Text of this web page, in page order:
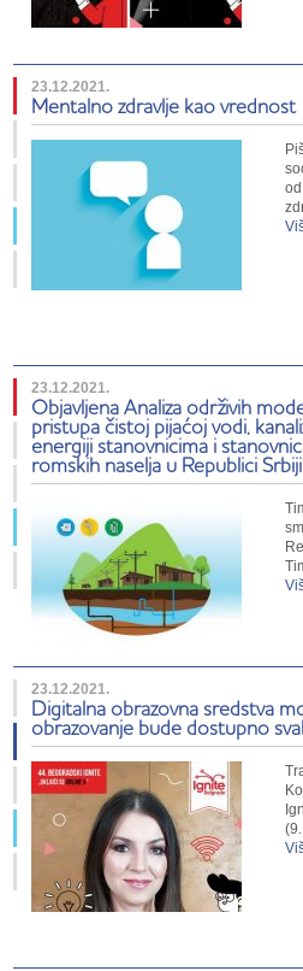
23.12.2021.
Mentalno zdravlje kao vrednost
23.12.2021.
Objavljena Analiza održivih
pristupa čistoj pijaćoj vodi,
energiji stanovnicima i
romskih naselja u Republici Srbiji
23.12.2021.
Digitalna obrazovna sredstva
obrazovanje bude dostupno